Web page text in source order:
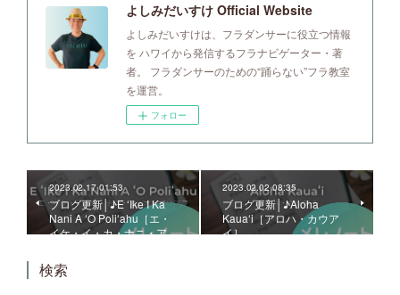
よしみだいすけ Official Website
よしみだいすけは、フラダンサーに役立つ情報
を ハワイから発信するフラナビゲーター・著
者。 フラダンサーのための“踊らない”フラ教室
を運営。
フォロー
2023.02.17 01:53
ブログ更新│♪E ʻIke I Ka
Nani A ʻO Poliʻahu［エ・
イケ・イ・カ・ナニ・ア…
2023.02.02 08:35
ブログ更新│♪Aloha
Kauaʻi［アロハ・カウア
イ］
検索